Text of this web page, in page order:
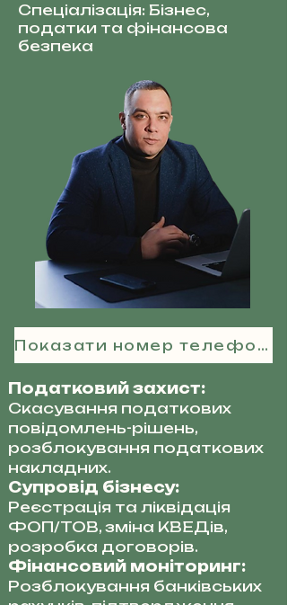
Спеціалізація: Бізнес,
податки та фінансова
безпека
Показати номер телефону
Податковий захист:
Скасування податкових
повідомлень-рішень,
розблокування податкових
накладних.
Супровід бізнесу:
Реєстрація та ліквідація
ФОП/ТОВ, зміна КВЕДів,
розробка договорів.
Фінансовий моніторинг:
Розблокування банківських